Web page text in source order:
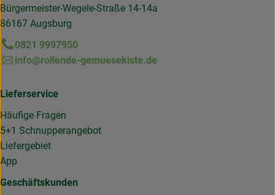
Bürgermeister-Wegele-Straße 14-14a
86167 Augsburg
0821 9997950
info@rollende-gemuesekiste.de
Lieferservice
Häufige Fragen
5+1 Schnupperangebot
Liefergebiet
App
Geschäftskunden